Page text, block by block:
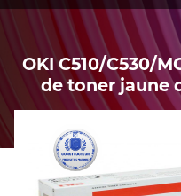
OKI C510/C530/
de toner jaune